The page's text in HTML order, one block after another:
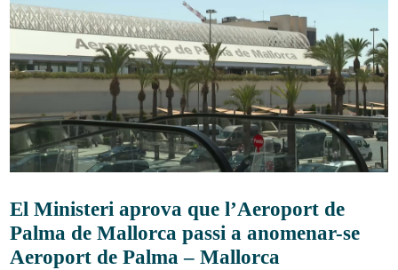
El Ministeri aprova que l’Aeroport de
Palma de Mallorca passi a anomenar-se
Aeroport de Palma – Mallorca